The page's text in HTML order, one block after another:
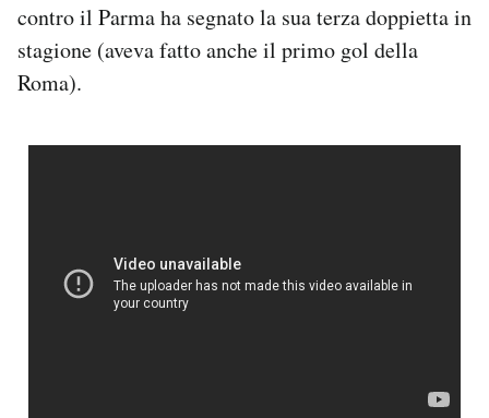
contro il Parma ha segnato la sua terza doppietta in
stagione (aveva fatto anche il primo gol della
Roma).